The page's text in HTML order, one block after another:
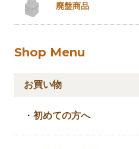
廃盤商品
Shop Menu
お買い物
・初めての方へ